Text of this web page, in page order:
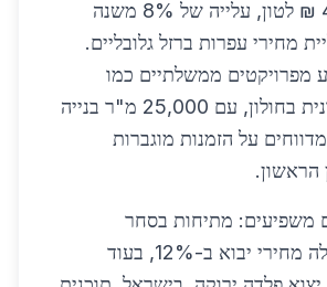
עומד על 4320 ₪ לטון, עלייה של 8% משנה
מחירי עפרות ברזל גלובליים.
מפרויקטים ממשלתיים כמו
התחדשות עירונית בחולון, עם 25,000 מ"ר בנייה
על הזמנות מוגברות
משפיעים: מתיחות בסחר
סין-ארה"ב מעלה מחירי יבוא ב-12%, בעוד